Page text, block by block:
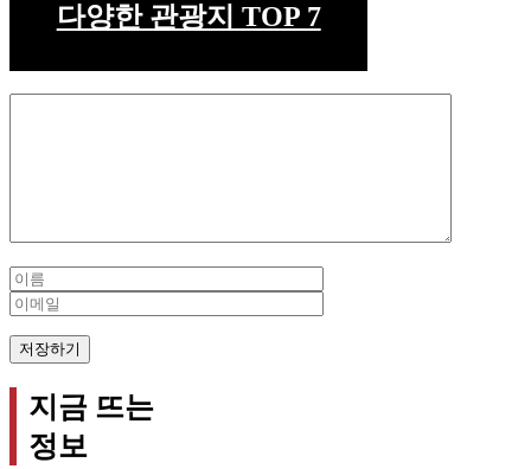
다양한 관광지 TOP 7
Name
지금 뜨는
정보